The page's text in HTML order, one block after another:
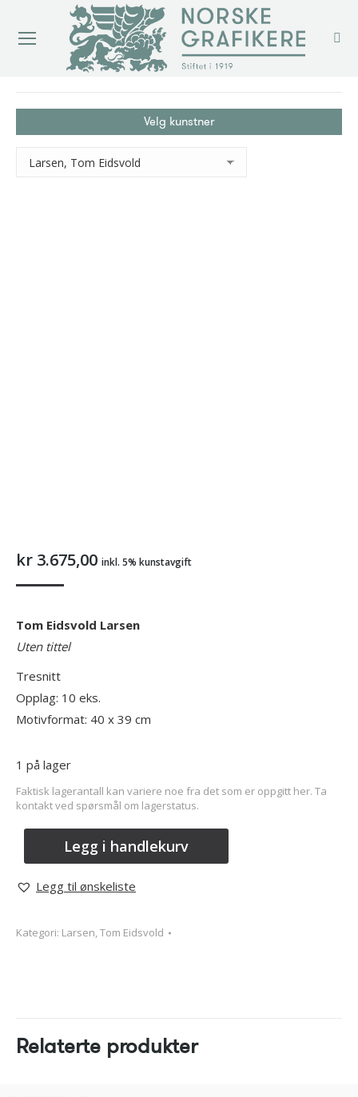
Velg kunstner
kr 3.675,00 inkl. 5% kunstavgift
Tom Eidsvold Larsen
Uten tittel
Tresnitt
Opplag: 10 eks.
Motivformat: 40 x 39 cm
1 på lager
Faktisk lagerantall kan variere noe fra det som er oppgitt her. Ta
kontakt ved spørsmål om lagerstatus.
Legg i handlekurv
Legg til ønskeliste
Kategori: Larsen, Tom Eidsvold
Relaterte produkter